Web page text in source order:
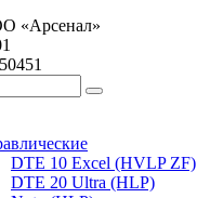
«Арсенал»
DTE 10 Excel (HVLP ZF)
DTE 20 Ultra (HLP)